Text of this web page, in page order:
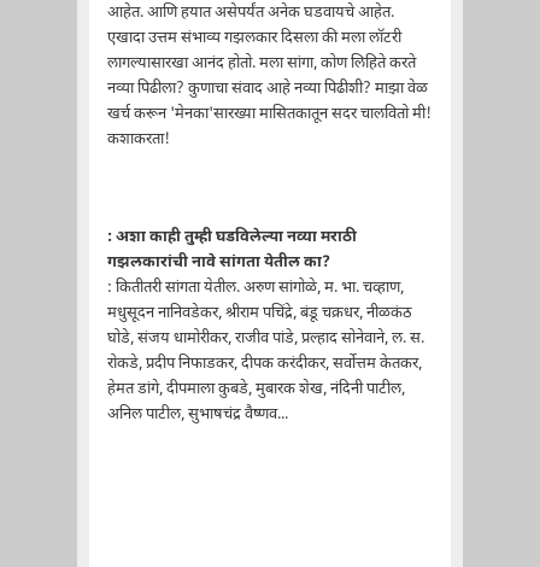
आहेत. आणि हयात असेपर्यंत अनेक घडवायचे आहेत.
एखादा उत्तम संभाव्य गझलकार दिसला की मला लॉटरी
लागल्यासारखा आनंद होतो. मला सांगा, कोण लिहिते करते
नव्या पिढीला? कुणाचा संवाद आहे नव्या पिढीशी? माझा वेळ
खर्च करून 'मेनका'सारख्या मासितकातून सदर चालवितो मी!
कशाकरता!
: अशा काही तुम्ही घडविलेल्या नव्या मराठी
गझलकारांची नावे सांगता येतील का?
: कितीतरी सांगता येतील. अरुण सांगोळे, म. भा. चव्हाण,
मधुसूदन नानिवडेकर, श्रीराम पचिंद्रे, बंडू चक्रधर, नीळकंठ
घोडे, संजय धामोरीकर, राजीव पांडे, प्रल्हाद सोनेवाने, ल. स.
रोकडे, प्रदीप निफाडकर, दीपक करंदीकर, सर्वोत्तम केतकर,
हेमत डांगे, दीपमाला कुबडे, मुबारक शेख, नंदिनी पाटील,
अनिल पाटील, सुभाषचंद्र वैष्णव...